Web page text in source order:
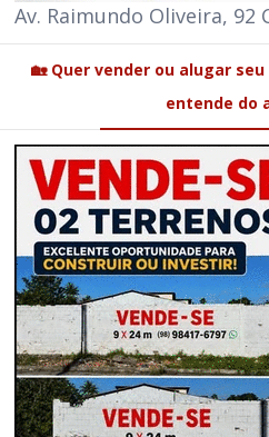
Av. Raimundo Oliveira, 92
🏡 Quer vender ou alugar
entende do